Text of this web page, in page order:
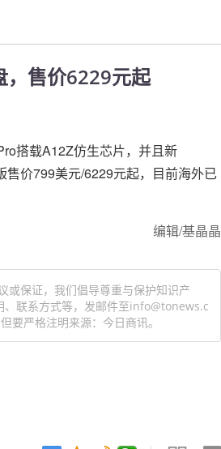
，售价6229元起
搭载A12Z仿生芯片，并且新
价799美元/6229元起，目前海外已
编辑/基晶晶
或保证，我们倡导尊重与保护知识产
、联系方式等，发邮件至info@tonews.c
要严格注明来源：今日商讯。